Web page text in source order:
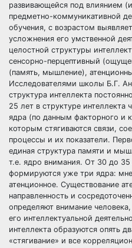
развивающейся под влиянием
предметно-коммуникативной
обучения, с возрастом
усложнения его умственной
целостной структуры
сенсорно-перцептивный
(память, мышление),
Исследователями школы Б.Г.
структура интеллекта
25 лет в структуре интеллекта
ядра (по данным факторного и
которым стягиваются связи,
процессы и их показатели.
единая структура памяти и
т.е. ядро внимания. От 30 до 35
формируются уже три ядра:
атенционное. Существование
направленность и
определяют внимание
его интеллектуальной
интеллекта образуются опять
«стягивание» и все